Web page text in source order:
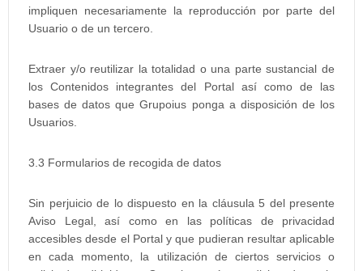
impliquen necesariamente la reproducción por parte del
Usuario o de un tercero.
Extraer y/o reutilizar la totalidad o una parte sustancial de
los Contenidos integrantes del Portal así como de las
bases de datos que Grupoius ponga a disposición de los
Usuarios.
3.3 Formularios de recogida de datos
Sin perjuicio de lo dispuesto en la cláusula 5 del presente
Aviso Legal, así como en las políticas de privacidad
accesibles desde el Portal y que pudieran resultar aplicable
en cada momento, la utilización de ciertos servicios o